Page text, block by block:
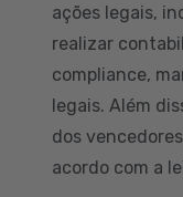
ações legais,
realizar
compliance,
legais. Além
dos
acordo com a